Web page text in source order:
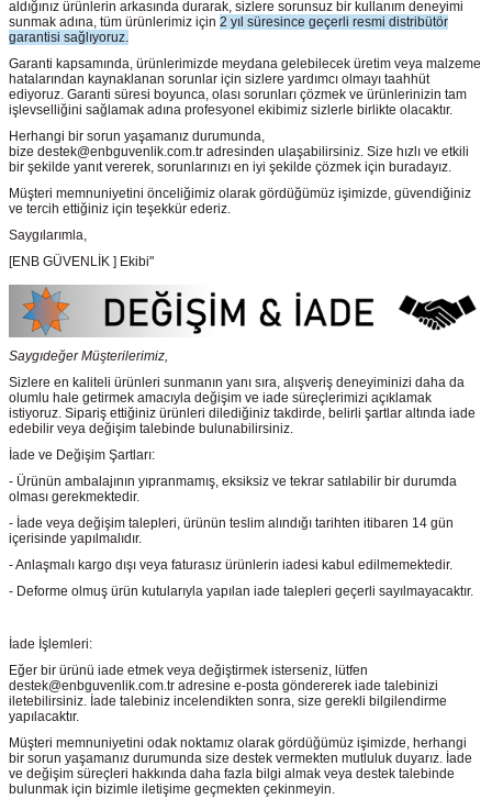
aldığınız ürünlerin arkasında durarak, sizlere sorunsuz bir kullanım deneyimi
sunmak adına, tüm ürünlerimiz için 2 yıl süresince geçerli resmi distribütör
garantisi sağlıyoruz.
Garanti kapsamında, ürünlerimizde meydana gelebilecek üretim veya malzeme
hatalarından kaynaklanan sorunlar için sizlere yardımcı olmayı taahhüt
ediyoruz. Garanti süresi boyunca, olası sorunları çözmek ve ürünlerinizin tam
işlevselliğini sağlamak adına profesyonel ekibimiz sizlerle birlikte olacaktır.
Herhangi bir sorun yaşamanız durumunda,
bize destek@enbguvenlik.com.tr adresinden ulaşabilirsiniz. Size hızlı ve etkili
bir şekilde yanıt vererek, sorunlarınızı en iyi şekilde çözmek için buradayız.
Müşteri memnuniyetini önceliğimiz olarak gördüğümüz işimizde, güvendiğiniz
ve tercih ettiğiniz için teşekkür ederiz.
Saygılarımla,
[ENB GÜVENLİK ] Ekibi"
Saygıdeğer Müşterilerimiz,
Sizlere en kaliteli ürünleri sunmanın yanı sıra, alışveriş deneyiminizi daha da
olumlu hale getirmek amacıyla değişim ve iade süreçlerimizi açıklamak
istiyoruz. Sipariş ettiğiniz ürünleri dilediğiniz takdirde, belirli şartlar altında iade
edebilir veya değişim talebinde bulunabilirsiniz.
İade ve Değişim Şartları:
- Ürünün ambalajının yıpranmamış, eksiksiz ve tekrar satılabilir bir durumda
olması gerekmektedir.
- İade veya değişim talepleri, ürünün teslim alındığı tarihten itibaren 14 gün
içerisinde yapılmalıdır.
- Anlaşmalı kargo dışı veya faturasız ürünlerin iadesi kabul edilmemektedir.
- Deforme olmuş ürün kutularıyla yapılan iade talepleri geçerli sayılmayacaktır.
İade İşlemleri:
Eğer bir ürünü iade etmek veya değiştirmek isterseniz, lütfen
destek@enbguvenlik.com.tr adresine e-posta göndererek iade talebinizi
iletebilirsiniz. İade talebiniz incelendikten sonra, size gerekli bilgilendirme
yapılacaktır.
Müşteri memnuniyetini odak noktamız olarak gördüğümüz işimizde, herhangi
bir sorun yaşamanız durumunda size destek vermekten mutluluk duyarız. İade
ve değişim süreçleri hakkında daha fazla bilgi almak veya destek talebinde
bulunmak için bizimle iletişime geçmekten çekinmeyin.